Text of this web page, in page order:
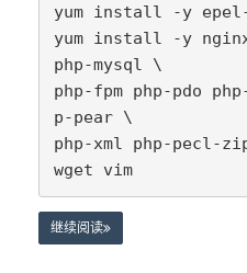
yum install -y
yum install -y
php-mysql \
php-fpm php-pdo
p-pear \
php-xml php-pecl-
wget vim
继续阅读